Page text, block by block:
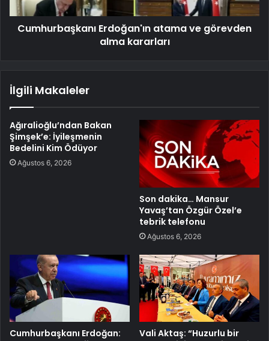
Cumhurbaşkanı Erdoğan'ın atama ve görevden
alma kararları
İlgili Makaleler
Ağıralioğlu’ndan Bakan
Şimşek’e: İyileşmenin
Bedelini Kim Ödüyor
Ağustos 6, 2026
Son dakika… Mansur
Yavaş’tan Özgür Özel’e
tebrik telefonu
Ağustos 6, 2026
Cumhurbaşkanı Erdoğan:
Vali Aktaş: “Huzurlu bir